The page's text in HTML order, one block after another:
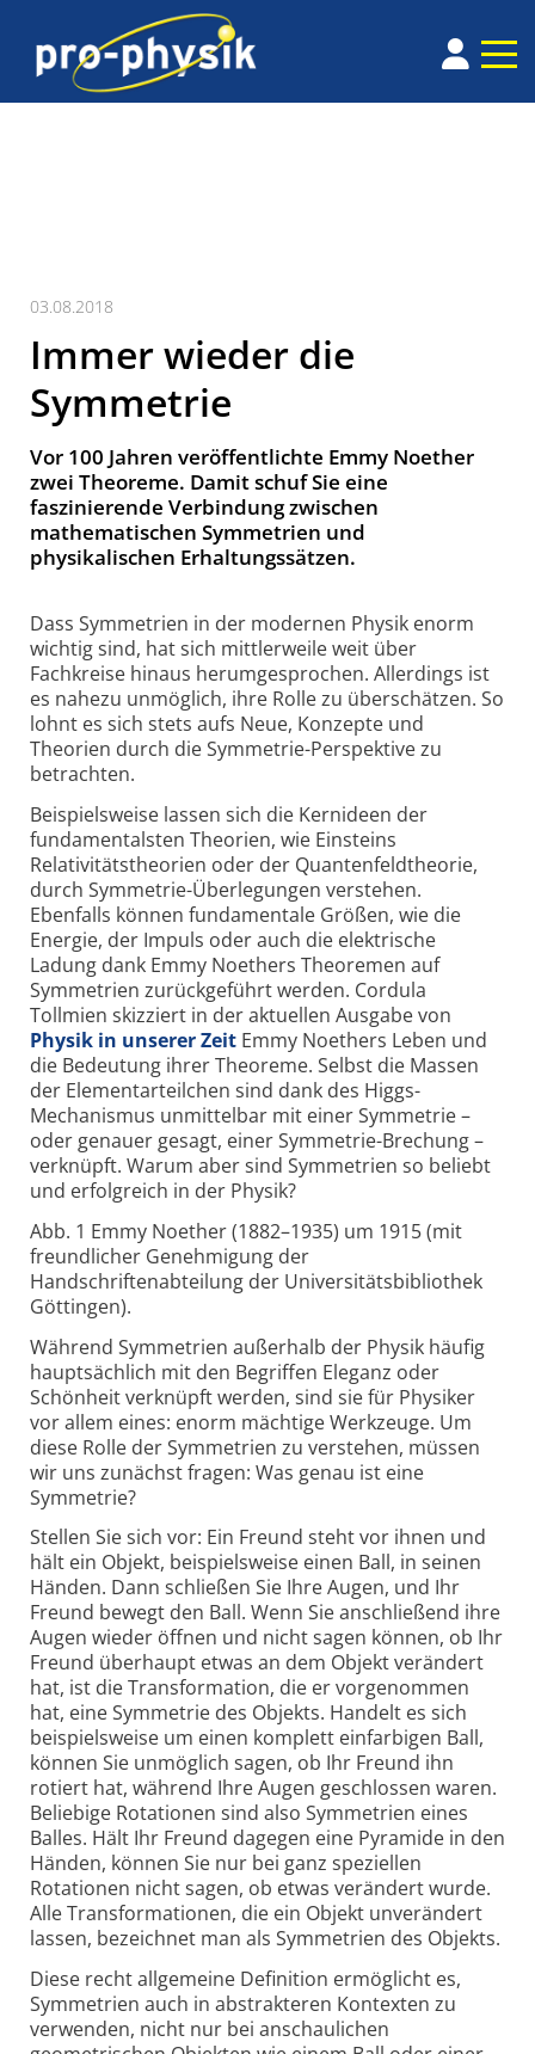
03.08.2018
Immer wieder die
Symmetrie
Vor 100 Jahren veröffentlichte Emmy Noether
zwei Theoreme. Damit schuf Sie eine
faszinierende Verbindung zwischen
mathematischen Symmetrien und
physikalischen Erhaltungssätzen.
Dass Symmetrien in der modernen Physik enorm
wichtig sind, hat sich mittlerweile weit über
Fachkreise hinaus herumgesprochen. Allerdings ist
es nahezu unmöglich, ihre Rolle zu überschätzen. So
lohnt es sich stets aufs Neue, Konzepte und
Theorien durch die Symmetrie-Perspektive zu
betrachten.
Beispielsweise lassen sich die Kernideen der
fundamentalsten Theorien, wie Einsteins
Relativitätstheorien oder der Quantenfeldtheorie,
durch Symmetrie-Überlegungen verstehen.
Ebenfalls können fundamentale Größen, wie die
Energie, der Impuls oder auch die elektrische
Ladung dank Emmy Noethers Theoremen auf
Symmetrien zurückgeführt werden. Cordula
Tollmien skizziert in der aktuellen Ausgabe von
Physik in unserer Zeit Emmy Noethers Leben und
die Bedeutung ihrer Theoreme. Selbst die Massen
der Elementarteilchen sind dank des Higgs-
Mechanismus unmittelbar mit einer Symmetrie –
oder genauer gesagt, einer Symmetrie-Brechung –
verknüpft. Warum aber sind Symmetrien so beliebt
und erfolgreich in der Physik?
Abb. 1 Emmy Noether (1882–1935) um 1915 (mit
freundlicher Genehmigung der
Handschriftenabteilung der Universitätsbibliothek
Göttingen).
Während Symmetrien außerhalb der Physik häufig
hauptsächlich mit den Begriffen Eleganz oder
Schönheit verknüpft werden, sind sie für Physiker
vor allem eines: enorm mächtige Werkzeuge. Um
diese Rolle der Symmetrien zu verstehen, müssen
wir uns zunächst fragen: Was genau ist eine
Symmetrie?
Stellen Sie sich vor: Ein Freund steht vor ihnen und
hält ein Objekt, beispielsweise einen Ball, in seinen
Händen. Dann schließen Sie Ihre Augen, und Ihr
Freund bewegt den Ball. Wenn Sie anschließend ihre
Augen wieder öffnen und nicht sagen können, ob Ihr
Freund überhaupt etwas an dem Objekt verändert
hat, ist die Transformation, die er vorgenommen
hat, eine Symmetrie des Objekts. Handelt es sich
beispielsweise um einen komplett einfarbigen Ball,
können Sie unmöglich sagen, ob Ihr Freund ihn
rotiert hat, während Ihre Augen geschlossen waren.
Beliebige Rotationen sind also Symmetrien eines
Balles. Hält Ihr Freund dagegen eine Pyramide in den
Händen, können Sie nur bei ganz speziellen
Rotationen nicht sagen, ob etwas verändert wurde.
Alle Transformationen, die ein Objekt unverändert
lassen, bezeichnet man als Symmetrien des Objekts.
Diese recht allgemeine Definition ermöglicht es,
Symmetrien auch in abstrakteren Kontexten zu
verwenden, nicht nur bei anschaulichen